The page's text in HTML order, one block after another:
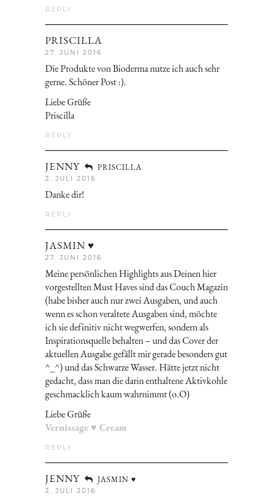
REPLY
PRISCILLA
27. JUNI 2016
Die Produkte von Bioderma nutze ich auch sehr
gerne. Schöner Post :).
Liebe Grüße
Priscilla
REPLY
JENNY PRISCILLA
2. JULI 2016
Danke dir!
REPLY
JASMIN ♥
27. JUNI 2016
Meine persönlichen Highlights aus Deinen hier
vorgestellten Must Haves sind das Couch Magazin
(habe bisher auch nur zwei Ausgaben, und auch
wenn es schon veraltete Ausgaben sind, möchte
ich sie definitiv nicht wegwerfen, sondern als
Inspirationsquelle behalten – und das Cover der
aktuellen Ausgabe gefällt mir gerade besonders gut
^_^) und das Schwarze Wasser. Hätte jetzt nicht
gedacht, dass man die darin enthaltene Aktivkohle
geschmacklich kaum wahrnimmt (o.O)
Liebe Grüße
Vernissage ♥ Cream
REPLY
JENNY JASMIN ♥
2. JULI 2016